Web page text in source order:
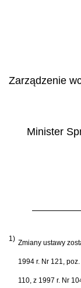
Zarządzenie
Minister
1) Zmiany ustawy
1994 r. Nr 121,
110, z 1997 r. Nr